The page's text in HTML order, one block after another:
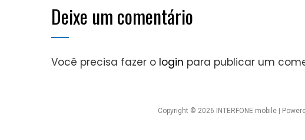
Deixe um comentário
Você precisa fazer o login para publicar um
Copyright © 2026 INTERFONE mobile |